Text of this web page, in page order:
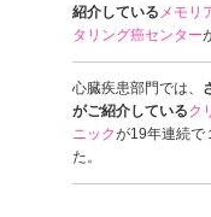
紹介している メモリ
タリング癌センター
心臓疾患部門では、
がご紹介しているク
ニックが19年連続で
た。